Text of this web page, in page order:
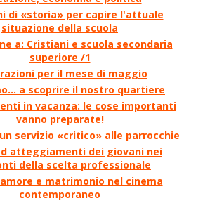
di «storia» per capire l'attuale
situazione della scuola
a: Cristiani e scuola secondaria
superiore /1
per il mese di maggio
a scoprire il nostro quartiere
in vacanza: le cose importanti
vanno preparate!
servizio «critico» alle parrocchie
atteggiamenti dei giovani nei
della scelta professionale
e matrimonio nel cinema
contemporaneo